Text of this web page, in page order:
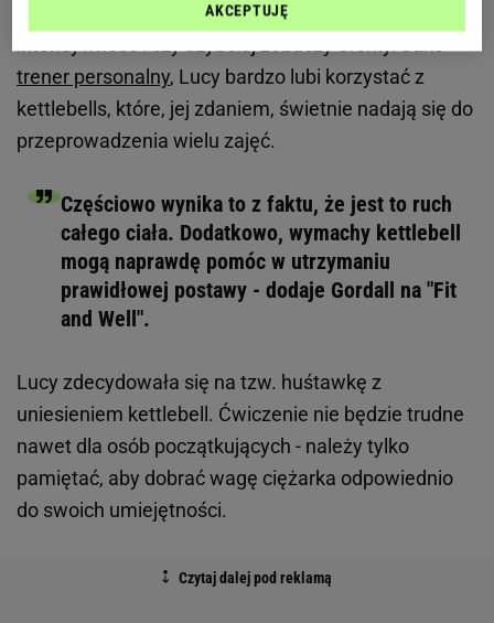
zobaczyć, jak zadziała na mięśnie taka
intensywność i czy szybciej zobaczy efekty. Jako
trener personalny, Lucy bardzo lubi korzystać z
kettlebells, które, jej zdaniem, świetnie nadają się do
przeprowadzenia wielu zajęć.
Częściowo wynika to z faktu, że jest to ruch
całego ciała. Dodatkowo, wymachy kettlebell
mogą naprawdę pomóc w utrzymaniu
prawidłowej postawy - dodaje Gordall na "Fit
and Well".
Lucy zdecydowała się na tzw. huśtawkę z
uniesieniem kettlebell. Ćwiczenie nie będzie trudne
nawet dla osób początkujących - należy tylko
pamiętać, aby dobrać wagę ciężarka odpowiednio
do swoich umiejętności.
AKCEPTUJĘ